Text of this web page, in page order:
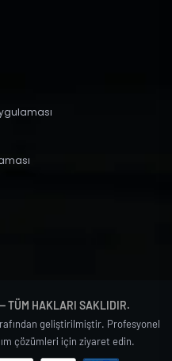
TÜM HAKLARI SAKLIDIR.
geliştirilmiştir. Profesyonel
çözümleri için ziyaret edin.